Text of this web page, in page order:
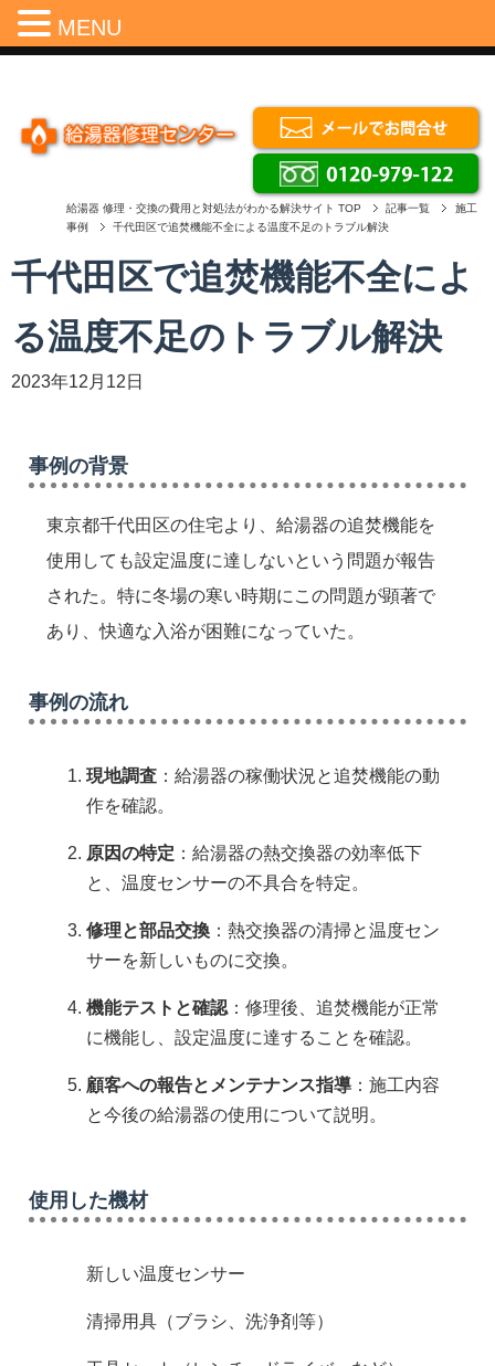
給湯器 修理・交換の費用と対処法がわかる解決サイト TOP 記事一覧
施工
事例
千代田区で追焚機能不全による温度不足のトラブル解決
千代田区で追焚機能不全によ
る温度不足のトラブル解決
2023年12月12日
事例の背景
東京都千代田区の住宅より、給湯器の追焚機能を
使用しても設定温度に達しないという問題が報告
された。特に冬場の寒い時期にこの問題が顕著で
あり、快適な入浴が困難になっていた。
事例の流れ
現地調査 ：給湯器の稼働状況と追焚機能の動
作を確認。
原因の特定 ：給湯器の熱交換器の効率低下
と、温度センサーの不具合を特定。
修理と部品交換 ：熱交換器の清掃と温度セン
サーを新しいものに交換。
機能テストと確認 ：修理後、追焚機能が正常
に機能し、設定温度に達することを確認。
顧客への報告とメンテナンス指導 ：施工内容
と今後の給湯器の使用について説明。
使用した機材
新しい温度センサー
清掃用具（ブラシ、洗浄剤等）
MENU
Menu